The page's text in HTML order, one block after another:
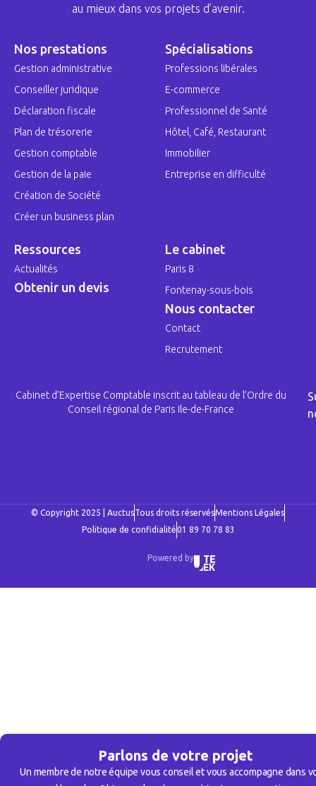
Parlons de votre projet
Un membre de notre équipe vous conseil et vous accompagne dans
au mieux dans vos projets d’avenir.
Nos prestations
Gestion administrative
Conseiller juridique
Déclaration fiscale
Plan de trésorerie
Gestion comptable
Gestion de la paie
Création de Société
Créer un business plan
Spécialisations
Professions libérales
E-commerce
Professionnel de Santé
Hôtel, Café, Restaurant
Immobilier
Entreprise en difficulté
Ressources
Actualités
Obtenir un devis
Le cabinet
Paris 8
Fontenay-sous-bois
Nous contacter
Contact
Recrutement
Cabinet d’Expertise Comptable inscrit au tableau de l’Ordre du
Conseil régional de Paris Ile-de-France
© Copyright 2025 | AuctusTous droits réservésMentions Légales
Politique de confidialité01 89 70 78 83
Powered by